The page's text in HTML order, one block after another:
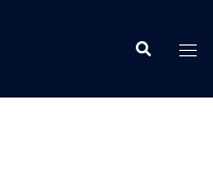
Buscar: